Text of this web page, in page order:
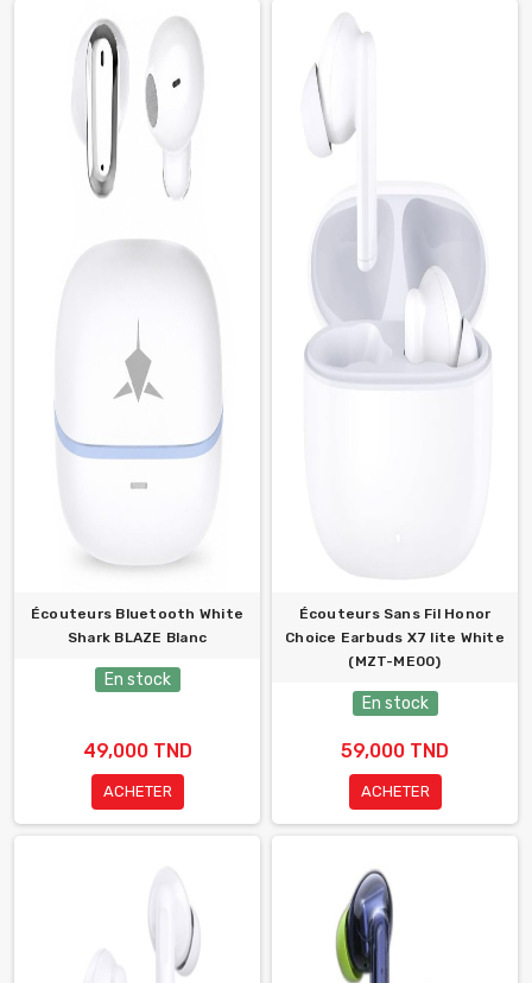
Écouteurs Bluetooth White
Shark BLAZE Blanc
En stock
49,000 TND
ACHETER
Écouteurs Sans Fil Honor
Choice Earbuds X7 lite White
(MZT-ME00)
En stock
59,000 TND
ACHETER